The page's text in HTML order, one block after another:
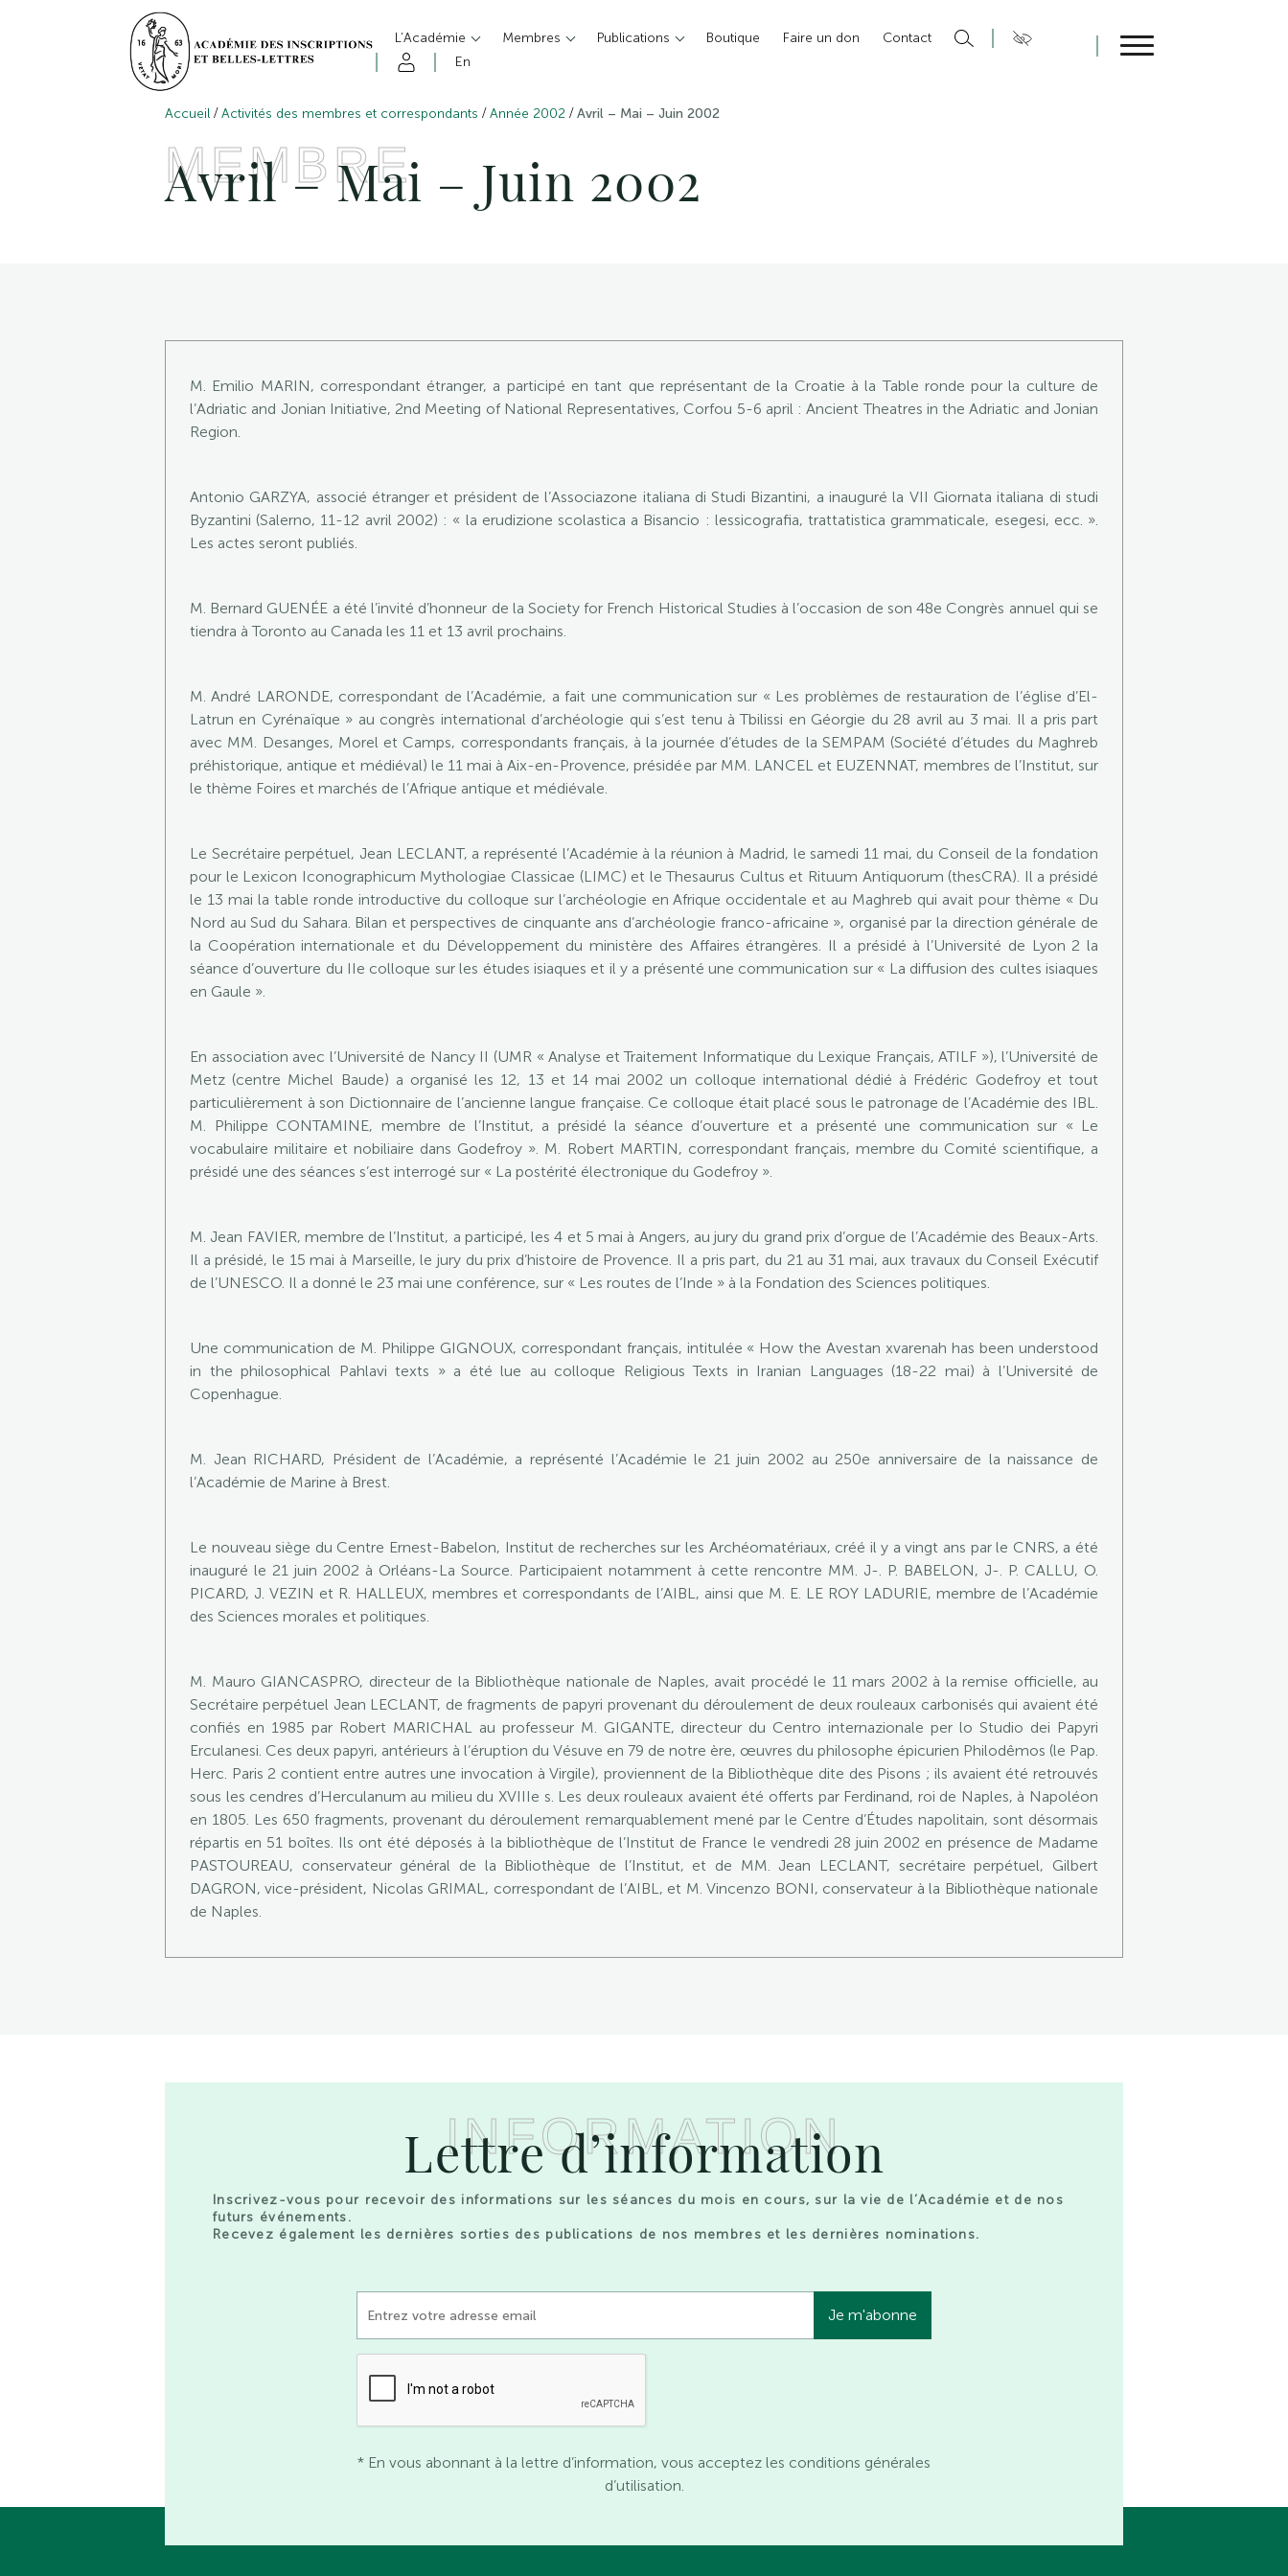
L’Académie Membres Publications Boutique Faire un don
Contact
En
Accueil /Activités des membres et correspondants /Année 2002 /Avril – Mai – Juin 2002
MEMBRE
Avril – Mai – Juin 2002
M. Emilio MARIN, correspondant étranger, a participé en tant que représentant de la Croatie à la Table ronde pour la culture de
l’Adriatic and Jonian Initiative, 2nd Meeting of National Representatives, Corfou 5-6 april : Ancient Theatres in the Adriatic and Jonian
Region.
Antonio GARZYA, associé étranger et président de l’Associazone italiana di Studi Bizantini, a inauguré la VII Giornata italiana di studi
Byzantini (Salerno, 11-12 avril 2002) : « la erudizione scolastica a Bisancio : lessicografia, trattatistica grammaticale, esegesi, ecc. ».
Les actes seront publiés.
M. Bernard GUENÉE a été l’invité d’honneur de la Society for French Historical Studies à l’occasion de son 48e Congrès annuel qui se
tiendra à Toronto au Canada les 11 et 13 avril prochains.
M. André LARONDE, correspondant de l’Académie, a fait une communication sur « Les problèmes de restauration de l’église d’El-
Latrun en Cyrénaïque » au congrès international d’archéologie qui s’est tenu à Tbilissi en Géorgie du 28 avril au 3 mai. Il a pris part
avec MM. Desanges, Morel et Camps, correspondants français, à la journée d’études de la SEMPAM (Société d’études du Maghreb
préhistorique, antique et médiéval) le 11 mai à Aix-en-Provence, présidée par MM. LANCEL et EUZENNAT, membres de l’Institut, sur
le thème Foires et marchés de l’Afrique antique et médiévale.
Le Secrétaire perpétuel, Jean LECLANT, a représenté l’Académie à la réunion à Madrid, le samedi 11 mai, du Conseil de la fondation
pour le Lexicon Iconographicum Mythologiae Classicae (LIMC) et le Thesaurus Cultus et Rituum Antiquorum (thesCRA). Il a présidé
le 13 mai la table ronde introductive du colloque sur l’archéologie en Afrique occidentale et au Maghreb qui avait pour thème « Du
Nord au Sud du Sahara. Bilan et perspectives de cinquante ans d’archéologie franco-africaine », organisé par la direction générale de
la Coopération internationale et du Développement du ministère des Affaires étrangères. Il a présidé à l’Université de Lyon 2 la
séance d’ouverture du IIe colloque sur les études isiaques et il y a présenté une communication sur « La diffusion des cultes isiaques
en Gaule ».
En association avec l’Université de Nancy II (UMR « Analyse et Traitement Informatique du Lexique Français, ATILF »), l’Université de
Metz (centre Michel Baude) a organisé les 12, 13 et 14 mai 2002 un colloque international dédié à Frédéric Godefroy et tout
particulièrement à son Dictionnaire de l’ancienne langue française. Ce colloque était placé sous le patronage de l’Académie des IBL.
M. Philippe CONTAMINE, membre de l’Institut, a présidé la séance d’ouverture et a présenté une communication sur « Le
vocabulaire militaire et nobiliaire dans Godefroy ». M. Robert MARTIN, correspondant français, membre du Comité scientifique, a
présidé une des séances s’est interrogé sur « La postérité électronique du Godefroy ».
M. Jean FAVIER, membre de l’Institut, a participé, les 4 et 5 mai à Angers, au jury du grand prix d’orgue de l’Académie des Beaux-Arts.
Il a présidé, le 15 mai à Marseille, le jury du prix d’histoire de Provence. Il a pris part, du 21 au 31 mai, aux travaux du Conseil Exécutif
de l’UNESCO. Il a donné le 23 mai une conférence, sur « Les routes de l’Inde » à la Fondation des Sciences politiques.
Une communication de M. Philippe GIGNOUX, correspondant français, intitulée « How the Avestan xvarenah has been understood
in the philosophical Pahlavi texts » a été lue au colloque Religious Texts in Iranian Languages (18-22 mai) à l’Université de
Copenhague.
M. Jean RICHARD, Président de l’Académie, a représenté l’Académie le 21 juin 2002 au 250e anniversaire de la naissance de
l’Académie de Marine à Brest.
Le nouveau siège du Centre Ernest-Babelon, Institut de recherches sur les Archéomatériaux, créé il y a vingt ans par le CNRS, a été
inauguré le 21 juin 2002 à Orléans-La Source. Participaient notamment à cette rencontre MM. J-. P. BABELON, J-. P. CALLU, O.
PICARD, J. VEZIN et R. HALLEUX, membres et correspondants de l’AIBL, ainsi que M. E. LE ROY LADURIE, membre de l’Académie
des Sciences morales et politiques.
M. Mauro GIANCASPRO, directeur de la Bibliothèque nationale de Naples, avait procédé le 11 mars 2002 à la remise officielle, au
Secrétaire perpétuel Jean LECLANT, de fragments de papyri provenant du déroulement de deux rouleaux carbonisés qui avaient été
confiés en 1985 par Robert MARICHAL au professeur M. GIGANTE, directeur du Centro internazionale per lo Studio dei Papyri
Erculanesi. Ces deux papyri, antérieurs à l’éruption du Vésuve en 79 de notre ère, œuvres du philosophe épicurien Philodêmos (le Pap.
Herc. Paris 2 contient entre autres une invocation à Virgile), proviennent de la Bibliothèque dite des Pisons ; ils avaient été retrouvés
sous les cendres d’Herculanum au milieu du XVIIIe s. Les deux rouleaux avaient été offerts par Ferdinand, roi de Naples, à Napoléon
en 1805. Les 650 fragments, provenant du déroulement remarquablement mené par le Centre d’Études napolitain, sont désormais
répartis en 51 boîtes. Ils ont été déposés à la bibliothèque de l’Institut de France le vendredi 28 juin 2002 en présence de Madame
PASTOUREAU, conservateur général de la Bibliothèque de l’Institut, et de MM. Jean LECLANT, secrétaire perpétuel, Gilbert
DAGRON, vice-président, Nicolas GRIMAL, correspondant de l’AIBL, et M. Vincenzo BONI, conservateur à la Bibliothèque nationale
de Naples.
INFORMATION
Lettre d’information
Inscrivez-vous pour recevoir des informations sur les séances du mois en cours, sur la vie de l’Académie et de nos
futurs événements.
Recevez également les dernières sorties des publications de nos membres et les dernières nominations.
* En vous abonnant à la lettre d’information, vous acceptez les conditions générales
d’utilisation.